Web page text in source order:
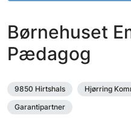
Børnehuset
Pædagog
9850 Hirtshals Hjørring
Garantipartner